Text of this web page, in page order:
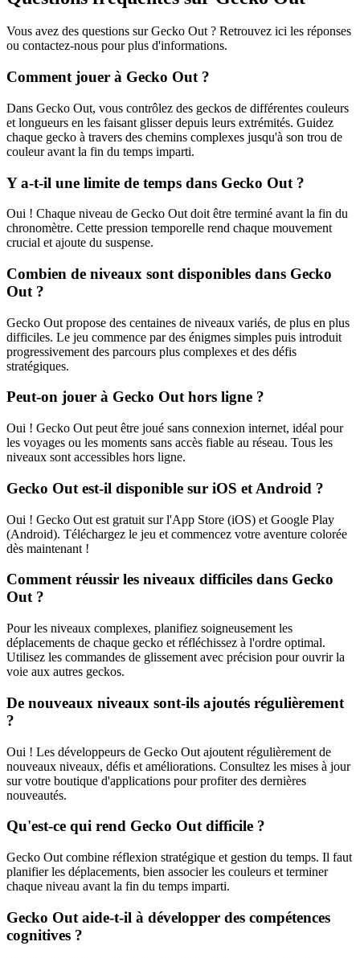
Vous avez des questions sur Gecko Out ? Retrouvez ici les réponses
ou contactez-nous pour plus d'informations.
Comment jouer à Gecko Out ?
Dans Gecko Out, vous contrôlez des geckos de différentes couleurs
et longueurs en les faisant glisser depuis leurs extrémités. Guidez
chaque gecko à travers des chemins complexes jusqu'à son trou de
couleur avant la fin du temps imparti.
Y a-t-il une limite de temps dans Gecko Out ?
Oui ! Chaque niveau de Gecko Out doit être terminé avant la fin du
chronomètre. Cette pression temporelle rend chaque mouvement
crucial et ajoute du suspense.
Combien de niveaux sont disponibles dans Gecko
Out ?
Gecko Out propose des centaines de niveaux variés, de plus en plus
difficiles. Le jeu commence par des énigmes simples puis introduit
progressivement des parcours plus complexes et des défis
stratégiques.
Peut-on jouer à Gecko Out hors ligne ?
Oui ! Gecko Out peut être joué sans connexion internet, idéal pour
les voyages ou les moments sans accès fiable au réseau. Tous les
niveaux sont accessibles hors ligne.
Gecko Out est-il disponible sur iOS et Android ?
Oui ! Gecko Out est gratuit sur l'App Store (iOS) et Google Play
(Android). Téléchargez le jeu et commencez votre aventure colorée
dès maintenant !
Comment réussir les niveaux difficiles dans Gecko
Out ?
Pour les niveaux complexes, planifiez soigneusement les
déplacements de chaque gecko et réfléchissez à l'ordre optimal.
Utilisez les commandes de glissement avec précision pour ouvrir la
voie aux autres geckos.
De nouveaux niveaux sont-ils ajoutés régulièrement
?
Oui ! Les développeurs de Gecko Out ajoutent régulièrement de
nouveaux niveaux, défis et améliorations. Consultez les mises à jour
sur votre boutique d'applications pour profiter des dernières
nouveautés.
Qu'est-ce qui rend Gecko Out difficile ?
Gecko Out combine réflexion stratégique et gestion du temps. Il faut
planifier les déplacements, bien associer les couleurs et terminer
chaque niveau avant la fin du temps imparti.
Gecko Out aide-t-il à développer des compétences
cognitives ?